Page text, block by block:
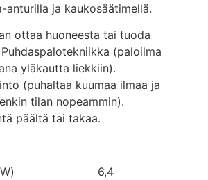
anturilla ja kaukosäätimellä.
ottaa huoneesta tai tuoda
(paloilma
yläkautta liekkiin).
(puhaltaa kuumaa ilmaa ja
tilan nopeammin).
päältä tai takaa.
(kW) 6,4